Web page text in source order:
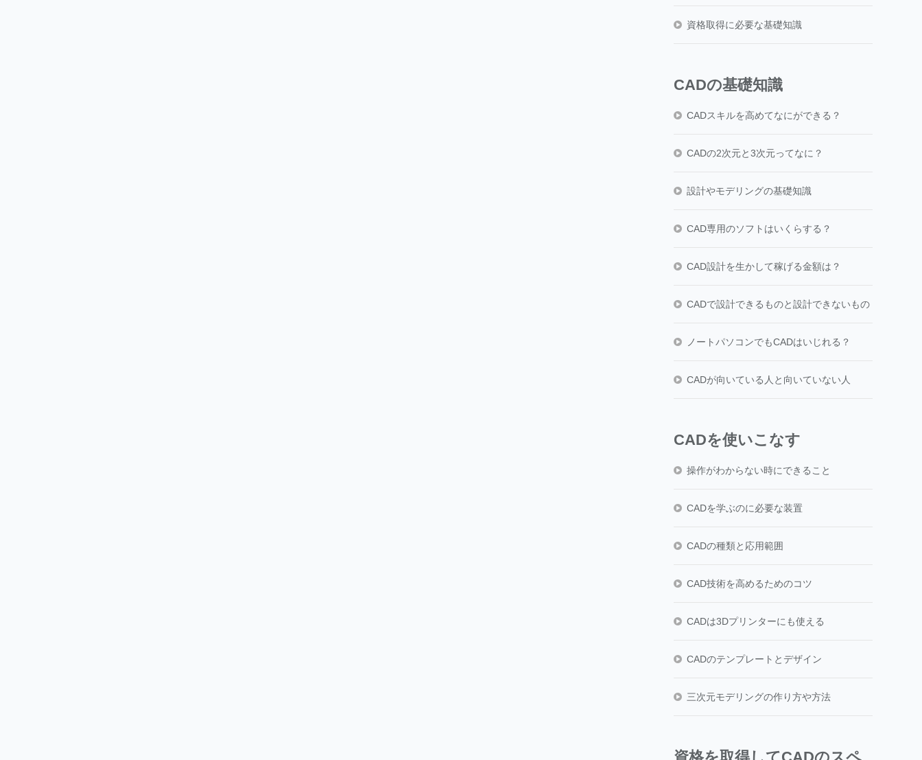
資格取得に必要な基礎知識
CADの基礎知識
CADスキルを高めてなにができる？
CADの2次元と3次元ってなに？
設計やモデリングの基礎知識
CAD専用のソフトはいくらする？
CAD設計を生かして稼げる金額は？
CADで設計できるものと設計できないもの
ノートパソコンでもCADはいじれる？
CADが向いている人と向いていない人
CADを使いこなす
操作がわからない時にできること
CADを学ぶのに必要な装置
CADの種類と応用範囲
CAD技術を高めるためのコツ
CADは3Dプリンターにも使える
CADのテンプレートとデザイン
三次元モデリングの作り方や方法